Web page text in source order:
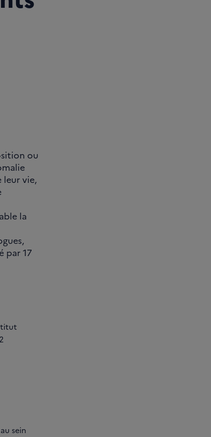
ou
vie,
la
par 17
sein